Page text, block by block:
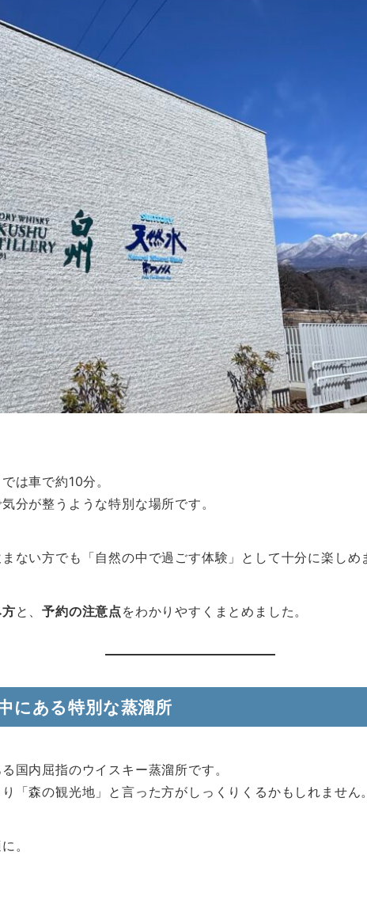
は車で約10分。
分が整うような特別な場所です。
ない方でも「自然の中で過ごす体験」として十分に楽しめ
と、予約の注意点 をわかりやすくまとめました。
にある特別な蒸溜所
国内屈指のウイスキー蒸溜所です。
「森の観光地」と言った方がしっくりくるかもしれません
。